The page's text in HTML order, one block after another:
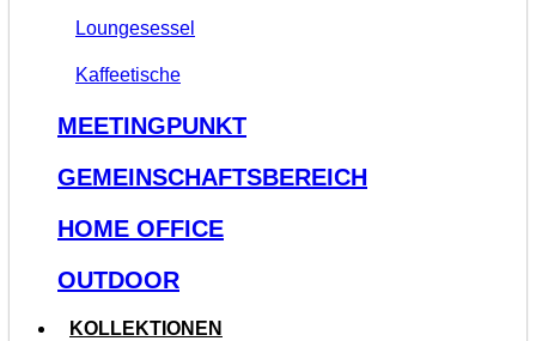
Loungesessel
Kaffeetische
MEETINGPUNKT
GEMEINSCHAFTSBEREICH
HOME OFFICE
OUTDOOR
KOLLEKTIONEN